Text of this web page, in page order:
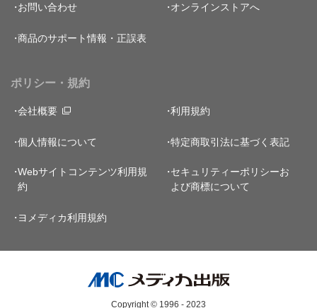
お問い合わせ オンラインストアへ
商品のサポート情報・正誤表
ポリシー・規約
会社概要 利用規約
個人情報について 特定商取引法に基づく表記
Webサイトコンテンツ利用規
約
セキュリティーポリシーお
よび商標について
ヨメディカ利用規約
Copyright © 1996 - 2023